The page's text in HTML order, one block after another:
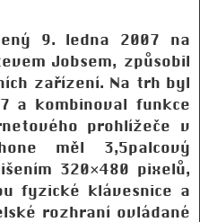
9. ledna 2007 na
Jobsem, způsobil
zařízení. Na trh byl
a kombinoval funkce
prohlížeče v
měl 3,5palcový
320×480 pixelů,
fyzické klávesnice a
rozhraní ovládané